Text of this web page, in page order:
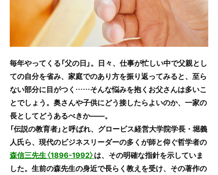
毎年やってくる「父の日」。日々、仕事が忙しい中で父親とし
ての自分を省み、家庭でのあり方を振り返ってみると、至ら
ない部分に目がつく……そんな悩みを抱くお父さんは多いこ
とでしょう。奥さんや子供にどう接したらよいのか、一家の
長としてどうあるべきか――。
「伝説の教育者」と呼ばれ、グロービス経営大学院学長・堀義
人氏ら、現代のビジネスリーダーの多くが師と仰ぐ哲学者の
森信三先生〈1896-1992〉は、その明確な指針を示していま
した。生前の森先生の身近で長らく教えを受け、その著作の